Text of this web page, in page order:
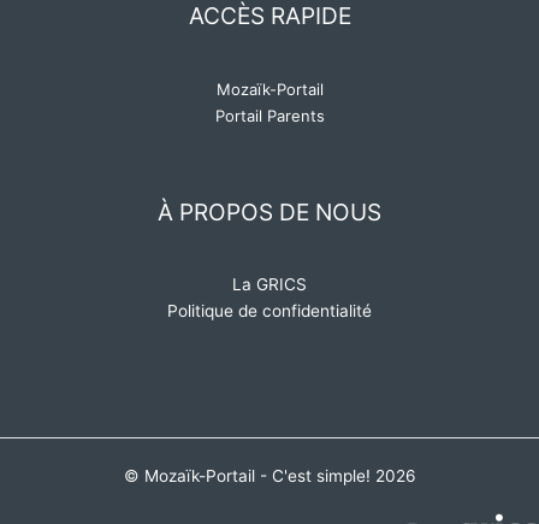
ACCÈS RAPIDE
Mozaïk-Portail
Portail Parents
À PROPOS DE NOUS
La GRICS
Politique de confidentialité
© Mozaïk-Portail - C'est simple! 2026